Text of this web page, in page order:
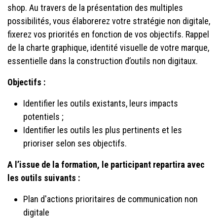
shop. Au travers de la présentation des multiples
possibilités, vous élaborerez votre stratégie non digitale,
fixerez vos priorités en fonction de vos objectifs. Rappel
de la charte graphique, identité visuelle de votre marque,
essentielle dans la construction d’outils non digitaux.
Objectifs :
Identifier les outils existants, leurs impacts
potentiels ;
Identifier les outils les plus pertinents et les
prioriser selon ses objectifs.
A l’issue de la formation, le participant repartira avec
les outils suivants :
Plan d'actions prioritaires de communication non
digitale